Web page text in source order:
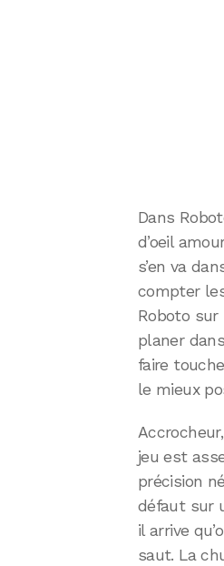
Dans
d’oeil
s’en va
compter
Roboto
planer
faire
le mieux
jeu est
précision
défaut sur
il arrive
saut. La